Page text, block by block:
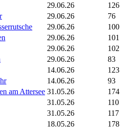
29.06.26
126
29.06.26
76
29.06.26
100
29.06.26
101
29.06.26
102
29.06.26
83
14.06.26
123
14.06.26
93
am Attersee 31.05.26
174
31.05.26
110
31.05.26
117
18.05.26
178